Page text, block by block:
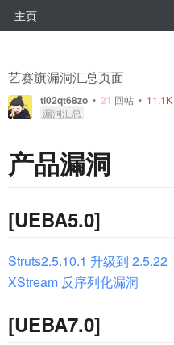
主页
艺赛旗漏洞汇总页面
ti02qt68zo • 21 回帖 • 11.1K
漏洞汇总
产品漏洞
[UEBA5.0]
Struts2.5.10.1 升级到 2.5.22
XStream 反序列化漏洞
[UEBA7.0]